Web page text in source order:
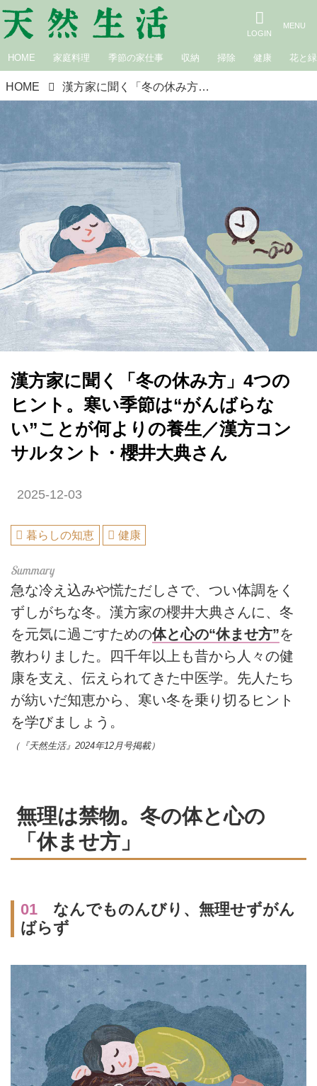
HOME 家庭料理 季節の家仕事 収納 掃除 健康 花と緑
HOME 漢方家に聞く「冬の休み方」4つのヒント。寒い季節は“がんばらない”ことが何よりの養生／漢方コンサルタント・櫻井大典さん
漢方家に聞く「冬の休み方」4つの
ヒント。寒い季節は“がんばらな
い”ことが何よりの養生／漢方コン
サルタント・櫻井大典さん
2025-12-03
暮らしの知恵 健康
急な冷え込みや慌ただしさで、つい体調をく
ずしがちな冬。漢方家の櫻井大典さんに、冬
を元気に過ごすための体と心の“休ませ方”を
教わりました。四千年以上も昔から人々の健
康を支え、伝えられてきた中医学。先人たち
が紡いだ知恵から、寒い冬を乗り切るヒント
を学びましょう。
（『天然生活』2024年12月号掲載）
無理は禁物。冬の体と心の
「休ませ方」
01なんでものんびり、無理せずがん
ばらず